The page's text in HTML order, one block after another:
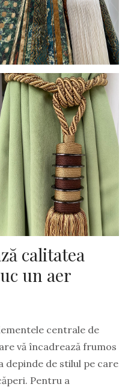
calitatea
un aer
centrale de
vă încadrează frumos
depinde de stilul pe care
Pentru a